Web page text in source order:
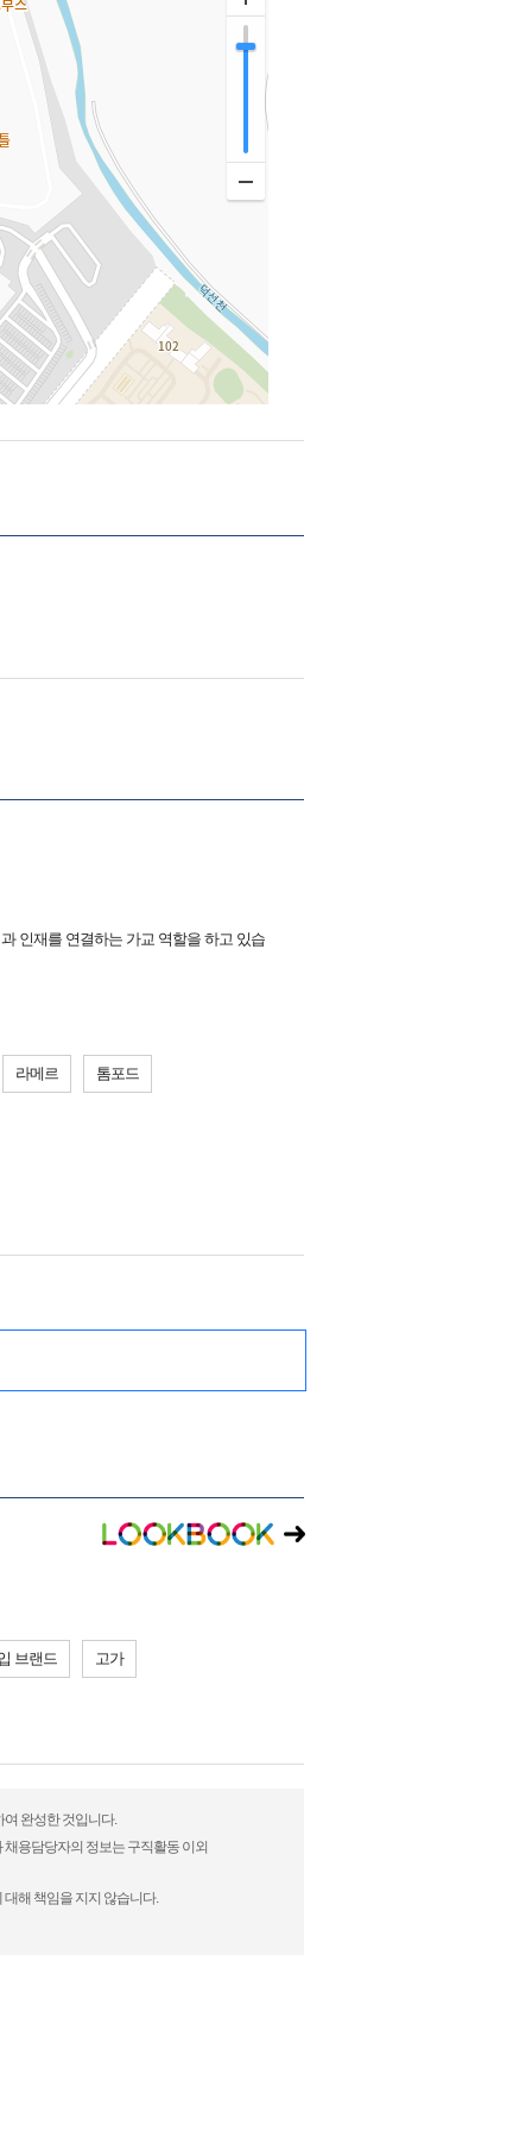
인재를 연결하는 가교 역할을 하고 있습
라메르 톰포드
브랜드 고가
여 완성한 것입니다.
용담당자의 정보는 구직활동 이외
해 책임을 지지 않습니다.